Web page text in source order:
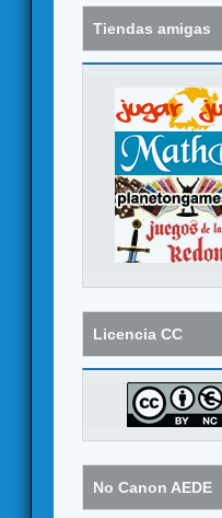
Tiendas amigas
Licencia CC
No Canon AEDE